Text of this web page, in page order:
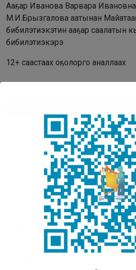
Ааҕар Иванова Варвара Ивановна,
М.И.Брызгалова аатынан
бибилэтиэкэтин ааҕар саалатын
бибилэтиэкэрэ
12+ саастаах оҕолорго аналлаах
Насколько вам понравилась
Средняя оценка 5/ 5. Количество
Рекомендуем:
Медиаурок – Василий
Далан